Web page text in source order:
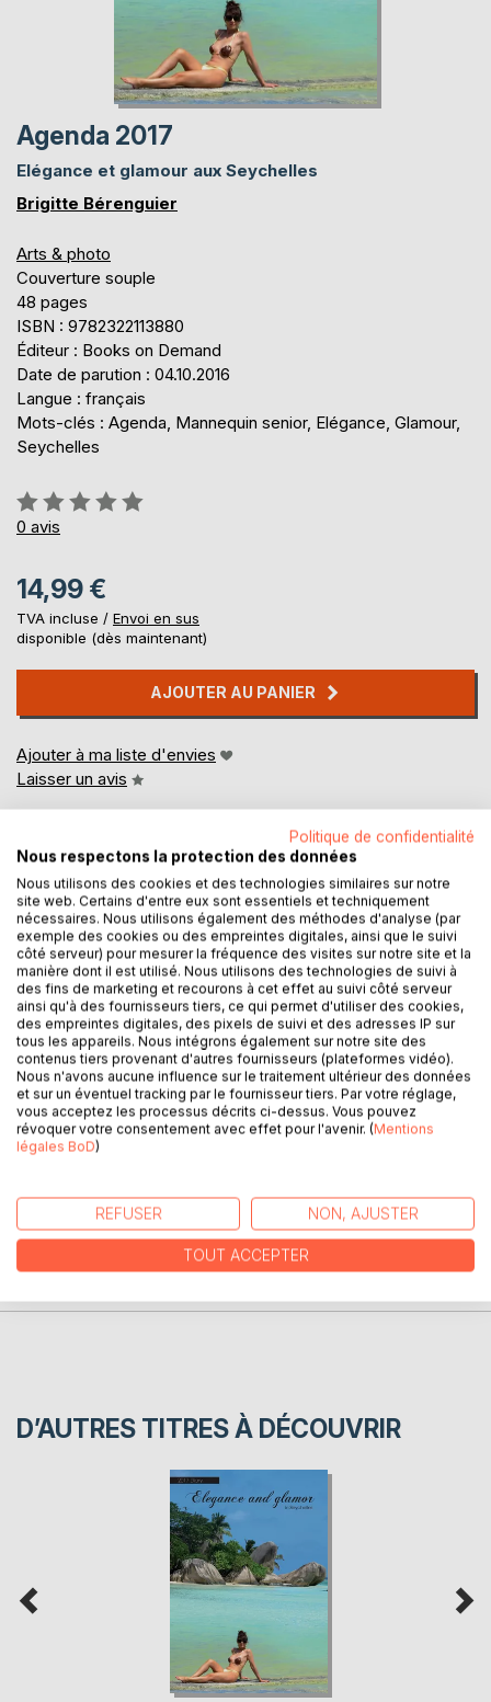
Agenda 2017
Elégance et glamour aux Seychelles
Brigitte Bérenguier
Arts & photo
Couverture souple
48 pages
ISBN : 9782322113880
Éditeur : Books on Demand
Date de parution : 04.10.2016
Langue : français
Mots-clés : Agenda, Mannequin senior, Elégance, Glamour,
Seychelles
Évaluation:
0%
0 avis
14,99 €
TVA incluse / Envoi en sus
disponible (dès maintenant)
AJOUTER AU PANIER
Ajouter à ma liste d'envies
Laisser un avis
DESCRIPTION
Agenda 2017 sur le thème "Elégance et glamour aux
Seychelles"
Photos réalisées sur l'île de la Digue aux Seychelles avec
la participation de Brigitte Bérenguier, mannequin sénior
indépendant.
CRITIQUES PRESSE
D’AUTRES TITRES À DÉCOUVRIR
Politique de confidentialité
Nous respectons la protection des données
Nous utilisons des cookies et des technologies similaires sur notre
site web. Certains d'entre eux sont essentiels et techniquement
nécessaires. Nous utilisons également des méthodes d'analyse (par
exemple des cookies ou des empreintes digitales, ainsi que le suivi
côté serveur) pour mesurer la fréquence des visites sur notre site et la
manière dont il est utilisé. Nous utilisons des technologies de suivi à
des fins de marketing et recourons à cet effet au suivi côté serveur
ainsi qu'à des fournisseurs tiers, ce qui permet d'utiliser des cookies,
des empreintes digitales, des pixels de suivi et des adresses IP sur
tous les appareils. Nous intégrons également sur notre site des
contenus tiers provenant d'autres fournisseurs (plateformes vidéo).
Nous n'avons aucune influence sur le traitement ultérieur des données
et sur un éventuel tracking par le fournisseur tiers. Par votre réglage,
vous acceptez les processus décrits ci-dessus. Vous pouvez
révoquer votre consentement avec effet pour l'avenir. (Mentions
légales BoD)
REFUSER NON, AJUSTER
TOUT ACCEPTER